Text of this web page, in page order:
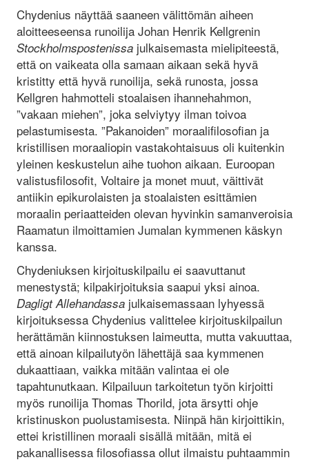
Chydenius näyttää saaneen välittömän aiheen
aloitteeseensa runoilija Johan Henrik Kellgrenin
Stockholmspostenissajulkaisemasta mielipiteestä,
että on vaikeata olla samaan aikaan sekä hyvä
kristitty että hyvä runoilija, sekä runosta, jossa
Kellgren hahmotteli stoalaisen ihannehahmon,
”vakaan miehen”, joka selviytyy ilman toivoa
pelastumisesta. ”Pakanoiden” moraalifilosofian ja
kristillisen moraaliopin vastakohtaisuus oli kuitenkin
yleinen keskustelun aihe tuohon aikaan. Euroopan
valistusfilosofit, Voltaire ja monet muut, väittivät
antiikin epikurolaisten ja stoalaisten esittämien
moraalin periaatteiden olevan hyvinkin samanveroisia
Raamatun ilmoittamien Jumalan kymmenen käskyn
kanssa.
Chydeniuksen kirjoituskilpailu ei saavuttanut
menestystä; kilpakirjoituksia saapui yksi ainoa.
Dagligt Allehandassajulkaisemassaan lyhyessä
kirjoituksessa Chydenius valittelee kirjoituskilpailun
herättämän kiinnostuksen laimeutta, mutta vakuuttaa,
että ainoan kilpailutyön lähettäjä saa kymmenen
dukaattiaan, vaikka mitään valintaa ei ole
tapahtunutkaan. Kilpailuun tarkoitetun työn kirjoitti
myös runoilija Thomas Thorild, jota ärsytti ohje
kristinuskon puolustamisesta. Niinpä hän kirjoittikin,
ettei kristillinen moraali sisällä mitään, mitä ei
pakanallisessa filosofiassa ollut ilmaistu puhtaammin